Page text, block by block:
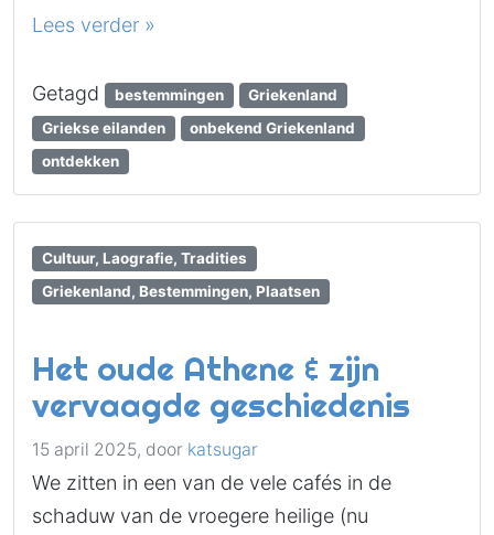
Lees verder »
Getagd bestemmingen
Griekenland
Griekse eilanden
onbekend Griekenland
ontdekken
Cultuur, Laografie, Tradities
Griekenland, Bestemmingen, Plaatsen
Het oude Athene & zijn
vervaagde geschiedenis
15 april 2025, door katsugar
We zitten in een van de vele cafés in de
schaduw van de vroegere heilige (nu